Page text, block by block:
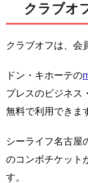
クラブオ
クラブオフは、会
ドン・キホーテの
プレスのビジネス
無料で利用できま
シーライフ名古屋
のコンボチケット
す。